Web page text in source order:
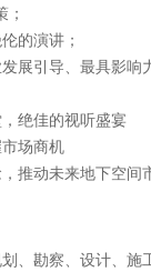
的演讲；
展引导、最具影响
绝佳的视听盛宴
场商机
推动未来地下空间
、勘察、设计、施